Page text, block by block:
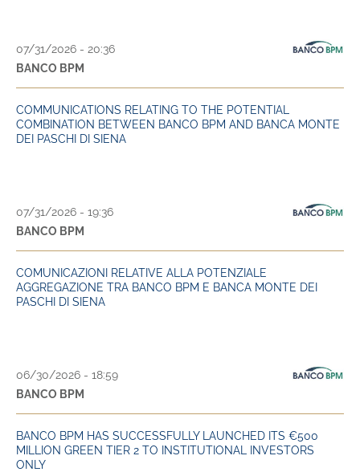
07/31/2026 - 20:36
BANCO BPM
COMMUNICATIONS RELATING TO THE POTENTIAL
COMBINATION BETWEEN BANCO BPM AND BANCA MONTE
DEI PASCHI DI SIENA
07/31/2026 - 19:36
BANCO BPM
COMUNICAZIONI RELATIVE ALLA POTENZIALE
AGGREGAZIONE TRA BANCO BPM E BANCA MONTE DEI
PASCHI DI SIENA
06/30/2026 - 18:59
BANCO BPM
BANCO BPM HAS SUCCESSFULLY LAUNCHED ITS €500
MILLION GREEN TIER 2 TO INSTITUTIONAL INVESTORS
ONLY